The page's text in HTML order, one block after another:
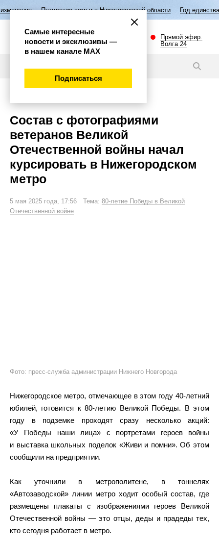
семьи в Нижегородской области Год единства народов России
Прямой эфир.
Волга 24
Состав с фотографиями
ветеранов Великой
Отечественной войны начал
курсировать в Нижегородском
метро
5 мая 2025 года, 17:56 Тема: 80-летие Победы в Великой
Отечественной войне
Фото: пресс-служба администрации Нижнего Новгорода
Нижегородское метро, отмечающее в этом году 40-летний
юбилей, готовится к 80-летию Великой Победы. В этом
году в подземке проходят сразу несколько акций:
«У Победы наши лица» с портретами героев войны
и выставка школьных поделок «Живи и помни». Об этом
сообщили на предприятии.
Как уточнили в метрополитене, в тоннелях
«Автозаводской» линии метро ходит особый состав, где
размещены плакаты с изображениями героев Великой
Отечественной войны — это отцы, деды и прадеды тех,
кто сегодня работает в метро.
Самые интересные
новости и эксклюзивы —
в нашем канале МАХ
Подписаться